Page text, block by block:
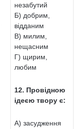
незабутий
Б) добрим,
відданим
В) милим,
нещасним
Г) щирим,
любим
12. Провідною
ідеєю твору є:
А) засудження